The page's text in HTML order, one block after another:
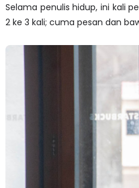
Selama penulis hidup, ini kali
2 ke 3 kali; cuma pesan dan